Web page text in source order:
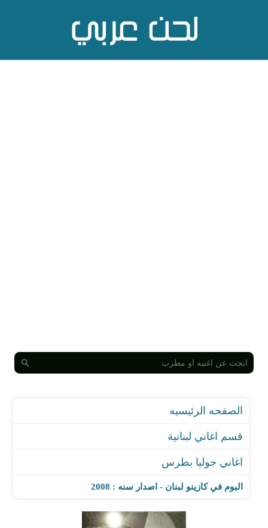
قسم اغاني لبنانية
البوم في كازينو لبنان - اصدار سنه : 2008